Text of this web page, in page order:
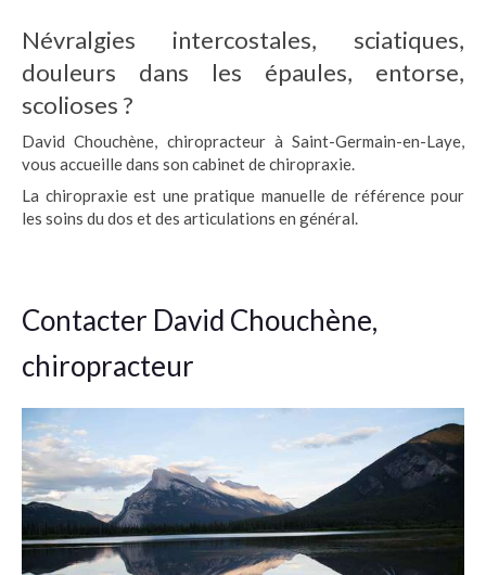
Névralgies intercostales, sciatiques,
douleurs dans les épaules, entorse,
scolioses ?
David Chouchène, chiropracteur à Saint-Germain-en-Laye,
vous accueille dans son cabinet de chiropraxie.
La chiropraxie est une pratique manuelle de référence pour
les soins du dos et des articulations en général.
Contacter David Chouchène,
chiropracteur